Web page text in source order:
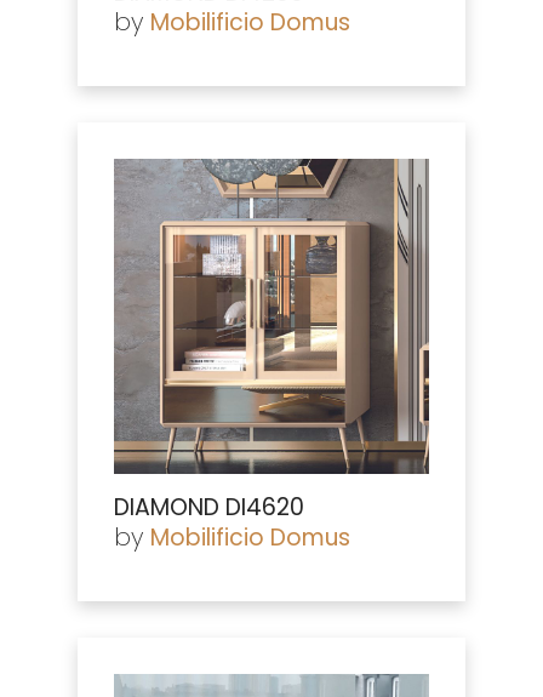
by Mobilificio Domus
DIAMOND DI4620
by Mobilificio Domus